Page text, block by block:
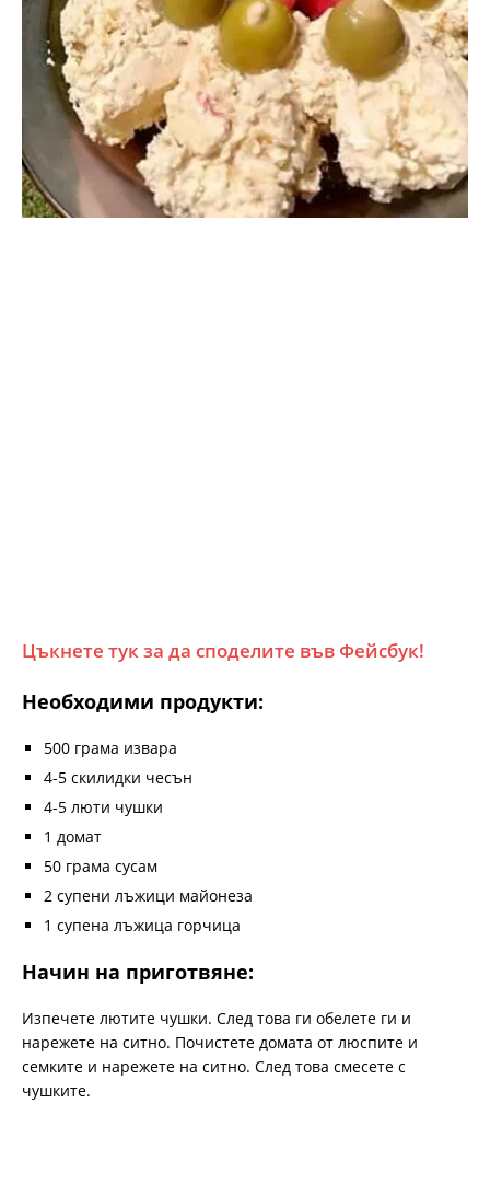
Цъкнете тук за да споделите във Фейсбук!
Необходими продукти:
500 грама извара
4-5 скилидки чесън
4-5 люти чушки
1 домат
50 грама сусам
2 супени лъжици майонеза
1 супена лъжица горчица
Начин на приготвяне:
Изпечете лютите чушки. След това ги обелете ги и
нарежете на ситно. Почистете домата от люспите и
семките и нарежете на ситно. След това смесете с
чушките.